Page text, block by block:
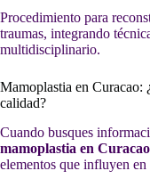
Procedimiento para
traumas, integrando
multidisciplinario.
Mamoplastia en Curacao:
calidad?
Cuando busques
mamoplastia en
elementos que influyen